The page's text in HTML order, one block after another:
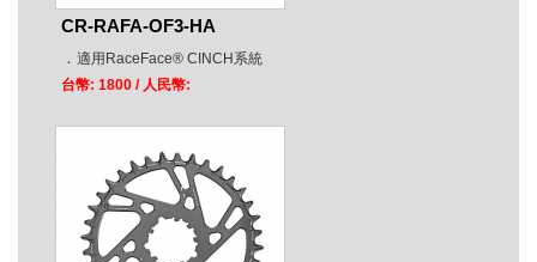
CR-RAFA-OF3-HA
． 適用RaceFace® CINCH系統
台幣: 1800 / 人民幣: